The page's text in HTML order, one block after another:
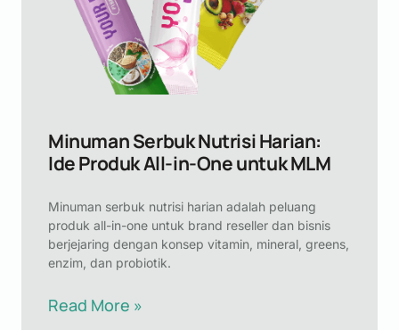
Minuman Serbuk Nutrisi Harian:
Ide Produk All-in-One untuk MLM
Minuman serbuk nutrisi harian adalah peluang
produk all-in-one untuk brand reseller dan bisnis
berjejaring dengan konsep vitamin, mineral, greens,
enzim, dan probiotik.
Read More »